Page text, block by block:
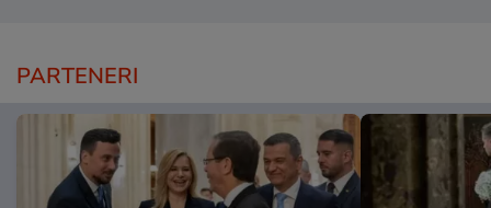
PARTENERI